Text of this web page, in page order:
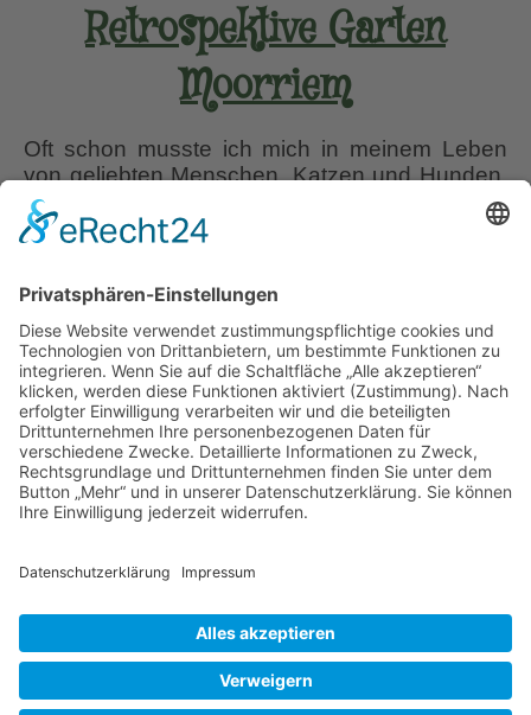
Retrospektive Garten
Moorriem
Oft schon musste ich mich in meinem Leben
von geliebten Menschen, Katzen und Hunden
verabschieden. Aber niemals, soweit ich mich
erinnere, verlor ich einen so lieb gewonnenen
Website von Albrecht und Ute Ziburski lesen
musste, dass 2020 das letzte Jahr des
“Offenen…Retrospektive
Garten
Moorriem
Liebe Leser! Ihr könnt euch per E-Mail
informieren lassen, wenn neue Artikel auf
Wurzerlsgarten erscheinen.Folgt dafür einfach
diesem Link und gebt dort eure E-Mailadresse
30. Januar 2021